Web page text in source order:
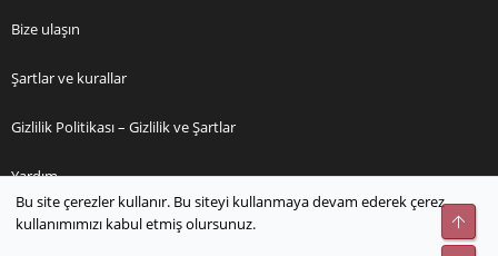
Bize ulaşın
Şartlar ve kurallar
Gizlilik Politikası – Gizlilik ve Şartlar
Yardım
Ana sayfa
Bu site çerezler kullanır. Bu siteyi kullanmaya devam ederek çerez
kullanımımızı kabul etmiş olursunuz.